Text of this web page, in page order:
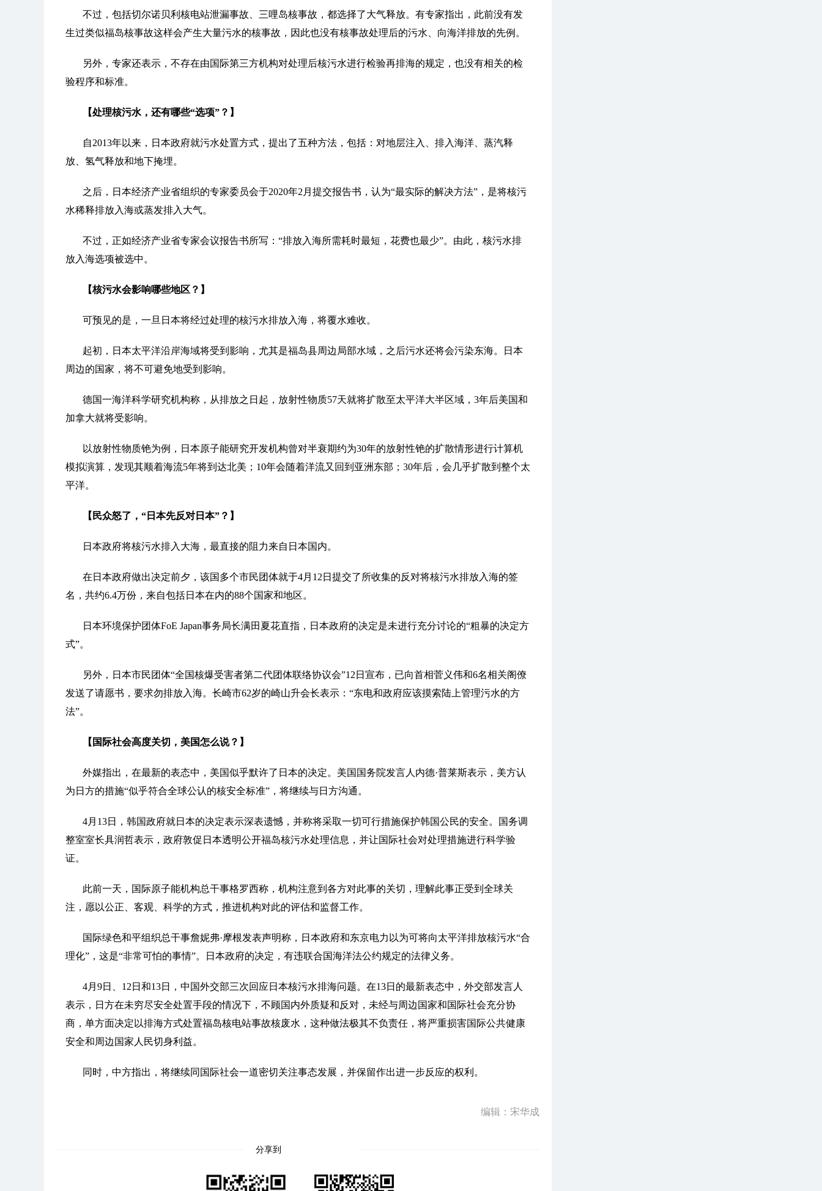
不过，包括切尔诺贝利核电站泄漏事故、三哩岛核事故，都选择了大气释放。有专家指出，此前没有发
生过类似福岛核事故这样会产生大量污水的核事故，因此也没有核事故处理后的污水、向海洋排放的先例。
另外，专家还表示，不存在由国际第三方机构对处理后核污水进行检验再排海的规定，也没有相关的检
验程序和标准。
【处理核污水，还有哪些“选项”？】
自2013年以来，日本政府就污水处置方式，提出了五种方法，包括：对地层注入、排入海洋、蒸汽释
放、氢气释放和地下掩埋。
之后，日本经济产业省组织的专家委员会于2020年2月提交报告书，认为“最实际的解决方法”，是将核污
水稀释排放入海或蒸发排入大气。
不过，正如经济产业省专家会议报告书所写：“排放入海所需耗时最短，花费也最少”。由此，核污水排
放入海选项被选中。
【核污水会影响哪些地区？】
可预见的是，一旦日本将经过处理的核污水排放入海，将覆水难收。
起初，日本太平洋沿岸海域将受到影响，尤其是福岛县周边局部水域，之后污水还将会污染东海。日本
周边的国家，将不可避免地受到影响。
德国一海洋科学研究机构称，从排放之日起，放射性物质57天就将扩散至太平洋大半区域，3年后美国和
加拿大就将受影响。
以放射性物质铯为例，日本原子能研究开发机构曾对半衰期约为30年的放射性铯的扩散情形进行计算机
模拟演算，发现其顺着海流5年将到达北美；10年会随着洋流又回到亚洲东部；30年后，会几乎扩散到整个太
平洋。
【民众怒了，“日本先反对日本”？】
日本政府将核污水排入大海，最直接的阻力来自日本国内。
在日本政府做出决定前夕，该国多个市民团体就于4月12日提交了所收集的反对将核污水排放入海的签
名，共约6.4万份，来自包括日本在内的88个国家和地区。
日本环境保护团体FoE Japan事务局长满田夏花直指，日本政府的决定是未进行充分讨论的“粗暴的决定方
式”。
另外，日本市民团体“全国核爆受害者第二代团体联络协议会”12日宣布，已向首相菅义伟和6名相关阁僚
发送了请愿书，要求勿排放入海。长崎市62岁的崎山升会长表示：“东电和政府应该摸索陆上管理污水的方
法”。
【国际社会高度关切，美国怎么说？】
外媒指出，在最新的表态中，美国似乎默许了日本的决定。美国国务院发言人内德·普莱斯表示，美方认
为日方的措施“似乎符合全球公认的核安全标准”，将继续与日方沟通。
4月13日，韩国政府就日本的决定表示深表遗憾，并称将采取一切可行措施保护韩国公民的安全。国务调
整室室长具润哲表示，政府敦促日本透明公开福岛核污水处理信息，并让国际社会对处理措施进行科学验
证。
此前一天，国际原子能机构总干事格罗西称，机构注意到各方对此事的关切，理解此事正受到全球关
注，愿以公正、客观、科学的方式，推进机构对此的评估和监督工作。
国际绿色和平组织总干事詹妮弗·摩根发表声明称，日本政府和东京电力以为可将向太平洋排放核污水“合
理化”，这是“非常可怕的事情”。日本政府的决定，有违联合国海洋法公约规定的法律义务。
4月9日、12日和13日，中国外交部三次回应日本核污水排海问题。在13日的最新表态中，外交部发言人
表示，日方在未穷尽安全处置手段的情况下，不顾国内外质疑和反对，未经与周边国家和国际社会充分协
商，单方面决定以排海方式处置福岛核电站事故核废水，这种做法极其不负责任，将严重损害国际公共健康
安全和周边国家人民切身利益。
同时，中方指出，将继续同国际社会一道密切关注事态发展，并保留作出进一步反应的权利。
编辑：宋华成
分享到